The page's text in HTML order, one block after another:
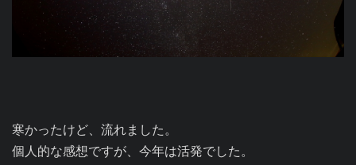
寒かったけど、流れました。
個人的な感想ですが、今年は活発でした。